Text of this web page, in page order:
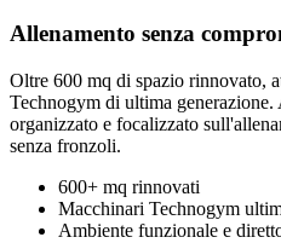
Allenamento senza
Oltre 600 mq di spazio rinnovato,
Technogym di ultima
organizzato e focalizzato
senza fronzoli.
600+ mq rinnovati
Macchinari Technogym
Ambiente funzionale e